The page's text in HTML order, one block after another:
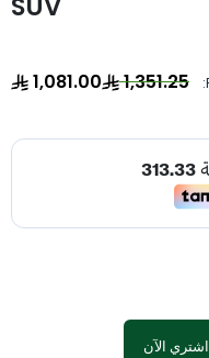
1,351.25
1,081.00
اشتري الآن